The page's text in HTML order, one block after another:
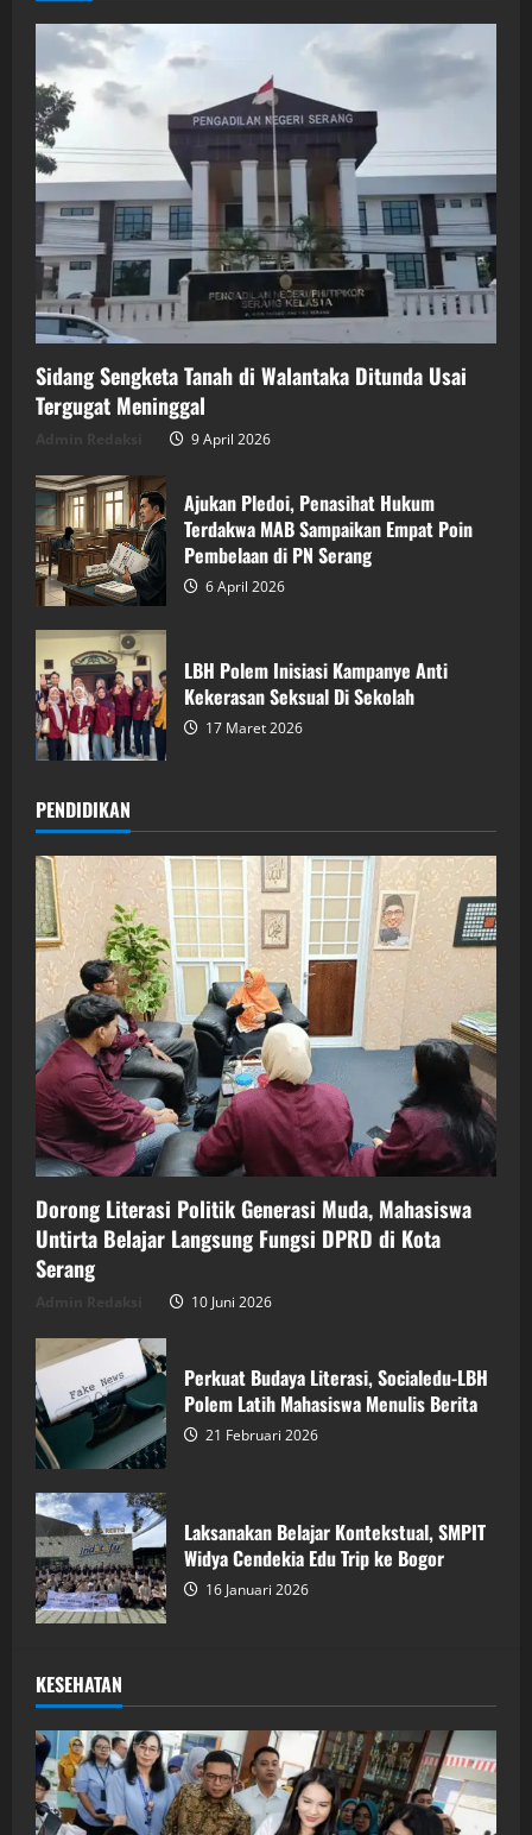
Sidang Sengketa Tanah di Walantaka Ditunda Usai
Tergugat Meninggal
9 April 2026
Ajukan Pledoi, Penasihat Hukum
Terdakwa MAB Sampaikan Empat Poin
Pembelaan di PN Serang
6 April 2026
LBH Polem Inisiasi Kampanye Anti
Kekerasan Seksual Di Sekolah
17 Maret 2026
PENDIDIKAN
Dorong Literasi Politik Generasi Muda, Mahasiswa
Untirta Belajar Langsung Fungsi DPRD di Kota
Serang
10 Juni 2026
Perkuat Budaya Literasi, Socialedu-LBH
Polem Latih Mahasiswa Menulis Berita
21 Februari 2026
Laksanakan Belajar Kontekstual, SMPIT
Widya Cendekia Edu Trip ke Bogor
16 Januari 2026
KESEHATAN